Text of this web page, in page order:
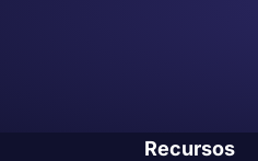
Recursos